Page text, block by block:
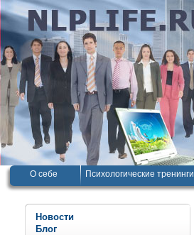
О себе Психологические тренинги
Новости
Блог